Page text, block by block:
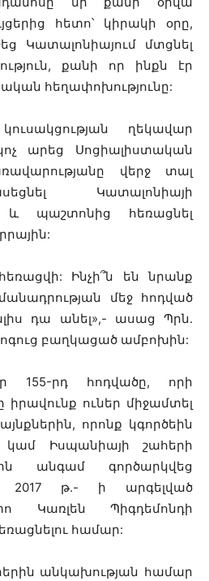
հետո՝ կիրակի օրը,
Կատալոնիայում մտցնել
քանի որ ինքն էր
հեղափոխությունը:
ղեկավար
արեց Սոցիալիստական
վերջ տալ
Կատալոնիայի
և պաշտոնից հեռացնել
Ինչի՞ն են նրանք
մեջ հոդված
դա անել»,- ասաց Պրն.
բաղկացած ամբոխին:
155-րդ հոդվածը, որի
իրավունք ուներ միջամտել
որոնք կգործեին
կամ Իսպանիայի շահերի
անգամ գործարկվեց
2017 թ.- ի արգելված
Կառլեն Պիգդեմոնդի
համար:
անկախության համար